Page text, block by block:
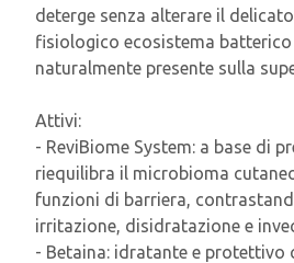
deterge senza alterare il
fisiologico ecosistema
naturalmente presente sulla
Attivi:
- ReviBiome System: a base di
riequilibra il microbioma
funzioni di barriera,
irritazione, disidratazione e
- Betaina: idratante e protettivo